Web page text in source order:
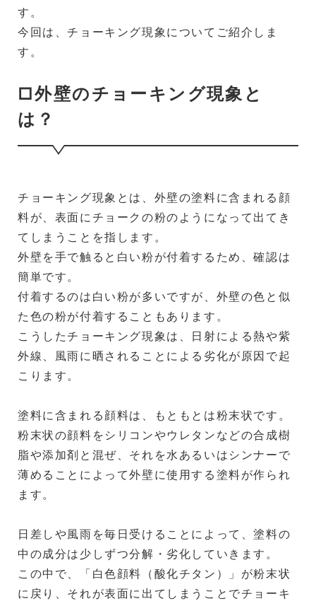
す。
今回は、チョーキング現象についてご紹介しま
す。
□外壁のチョーキング現象と
は？
チョーキング現象とは、外壁の塗料に含まれる顔
料が、表面にチョークの粉のようになって出てき
てしまうことを指します。
外壁を手で触ると白い粉が付着するため、確認は
簡単です。
付着するのは白い粉が多いですが、外壁の色と似
た色の粉が付着することもあります。
こうしたチョーキング現象は、日射による熱や紫
外線、風雨に晒されることによる劣化が原因で起
こります。
塗料に含まれる顔料は、もともとは粉末状です。
粉末状の顔料をシリコンやウレタンなどの合成樹
脂や添加剤と混ぜ、それを水あるいはシンナーで
薄めることによって外壁に使用する塗料が作られ
ます。
日差しや風雨を毎日受けることによって、塗料の
中の成分は少しずつ分解・劣化していきます。
この中で、「白色顔料（酸化チタン）」が粉末状
に戻り、それが表面に出てしまうことでチョーキ